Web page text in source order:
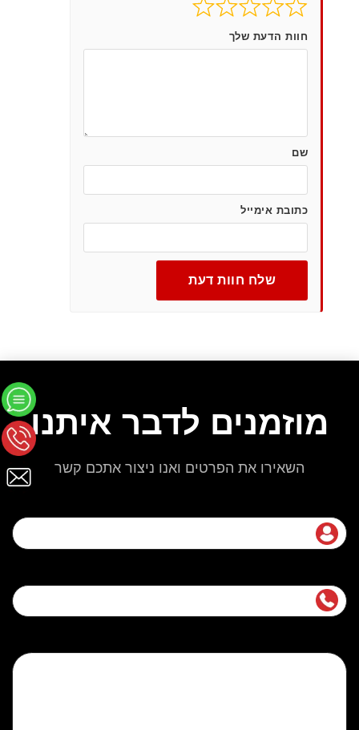
חוות הדעת שלך
שם
כתובת אימייל
שלח חוות דעת
מוזמנים לדבר איתנו
השאירו את הפרטים ואנו ניצור אתכם קשר